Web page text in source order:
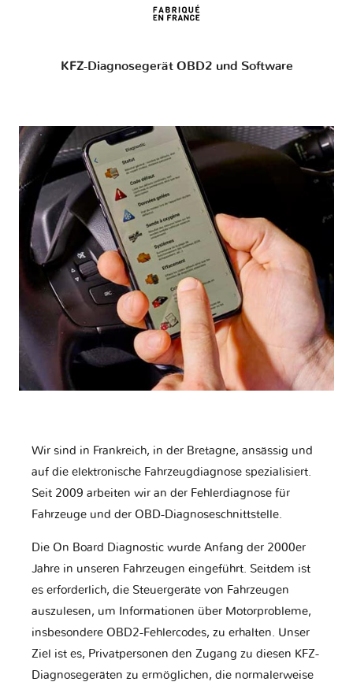
KFZ-Diagnosegerät OBD2 und Software
Wir sind in Frankreich, in der Bretagne, ansässig und
auf die elektronische Fahrzeugdiagnose spezialisiert.
Seit 2009 arbeiten wir an der Fehlerdiagnose für
Fahrzeuge und der OBD-Diagnoseschnittstelle.
Die On Board Diagnostic wurde Anfang der 2000er
Jahre in unseren Fahrzeugen eingeführt. Seitdem ist
es erforderlich, die Steuergeräte von Fahrzeugen
auszulesen, um Informationen über Motorprobleme,
insbesondere OBD2-Fehlercodes, zu erhalten. Unser
Ziel ist es, Privatpersonen den Zugang zu diesen KFZ-
Diagnosegeräten zu ermöglichen, die normalerweise